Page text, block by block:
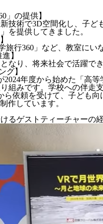
」の提供】
技術で3D空間化し、子
を提供してきました。
行360」など、教室に
】
なり、将来社会で活躍で
グ】
2024年度から始めた「高
組みです。学校への伴走
ら依頼を受けて、子ども
作しています。
るゲストティーチャーの